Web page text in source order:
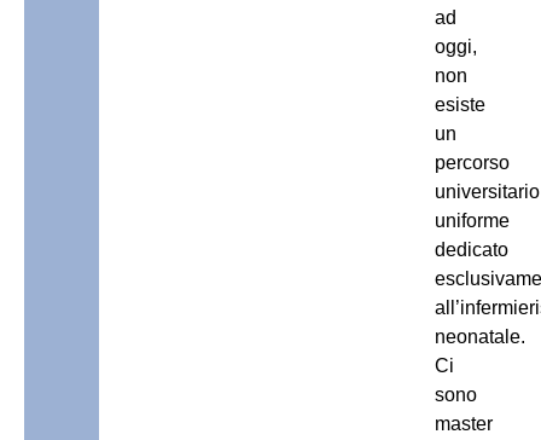
ad
oggi,
non
esiste
un
percorso
universitario
uniforme
dedicato
neonatale.
Ci
sono
master